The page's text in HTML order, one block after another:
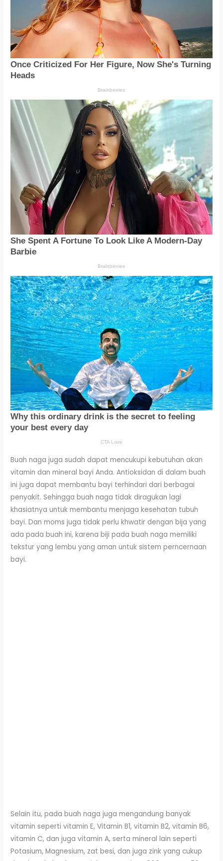
Buah naga juga sudah dapat mencukupi kebutuhan akan
vitamin dan mineral bayi Anda. Antioksidan di dalam buah
ini juga dapat membantu bayi terhindari dari berbagai
penyakit. Sehingga buah naga tidak diragukan lagi
khasiatnya untuk membantu menjaga kesehatan tubuh
bayi. Dan moms juga tidak perlu khwatir dengan bija yang
ada pada buah ini, karena biji pada buah naga memiliki
tekstur yang lembu yang aman untuk sistem perncernaan
bayi.
Selain itu, pada buah naga juga mengandung banyak
vitamin seperti vitamin E, Vitamin B1, vitamin B2, vitamin B6,
vitamin C, dan juga vitamin A, serta mineral lain seperti
Potasium, Magnesium, zat besi, dan juga zink yang cukup